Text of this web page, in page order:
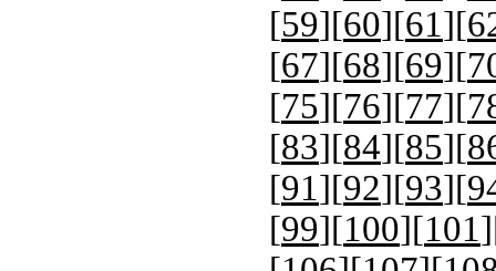
[59][60][61][
[67][68][69][
[75][76][77][
[83][84][85][
[91][92][93][
[99][100][101